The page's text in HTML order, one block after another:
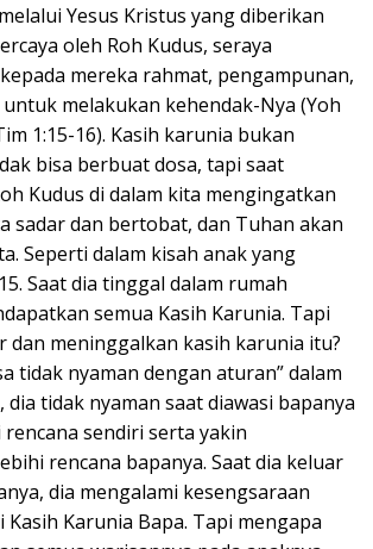
Yesus Kristus yang diberikan
oleh Roh Kudus, seraya
mereka rahmat, pengampunan,
melakukan kehendak-Nya (Yoh
1:15-16). Kasih karunia bukan
bisa berbuat dosa, tapi saat
Kudus di dalam kita mengingatkan
sadar dan bertobat, dan Tuhan akan
Seperti dalam kisah anak yang
Saat dia tinggal dalam rumah
semua Kasih Karunia. Tapi
dan meninggalkan kasih karunia itu?
tidak nyaman dengan aturan” dalam
dia tidak nyaman saat diawasi bapanya
sendiri serta yakin
rencana bapanya. Saat dia keluar
dia mengalami kesengsaraan
Karunia Bapa. Tapi mengapa